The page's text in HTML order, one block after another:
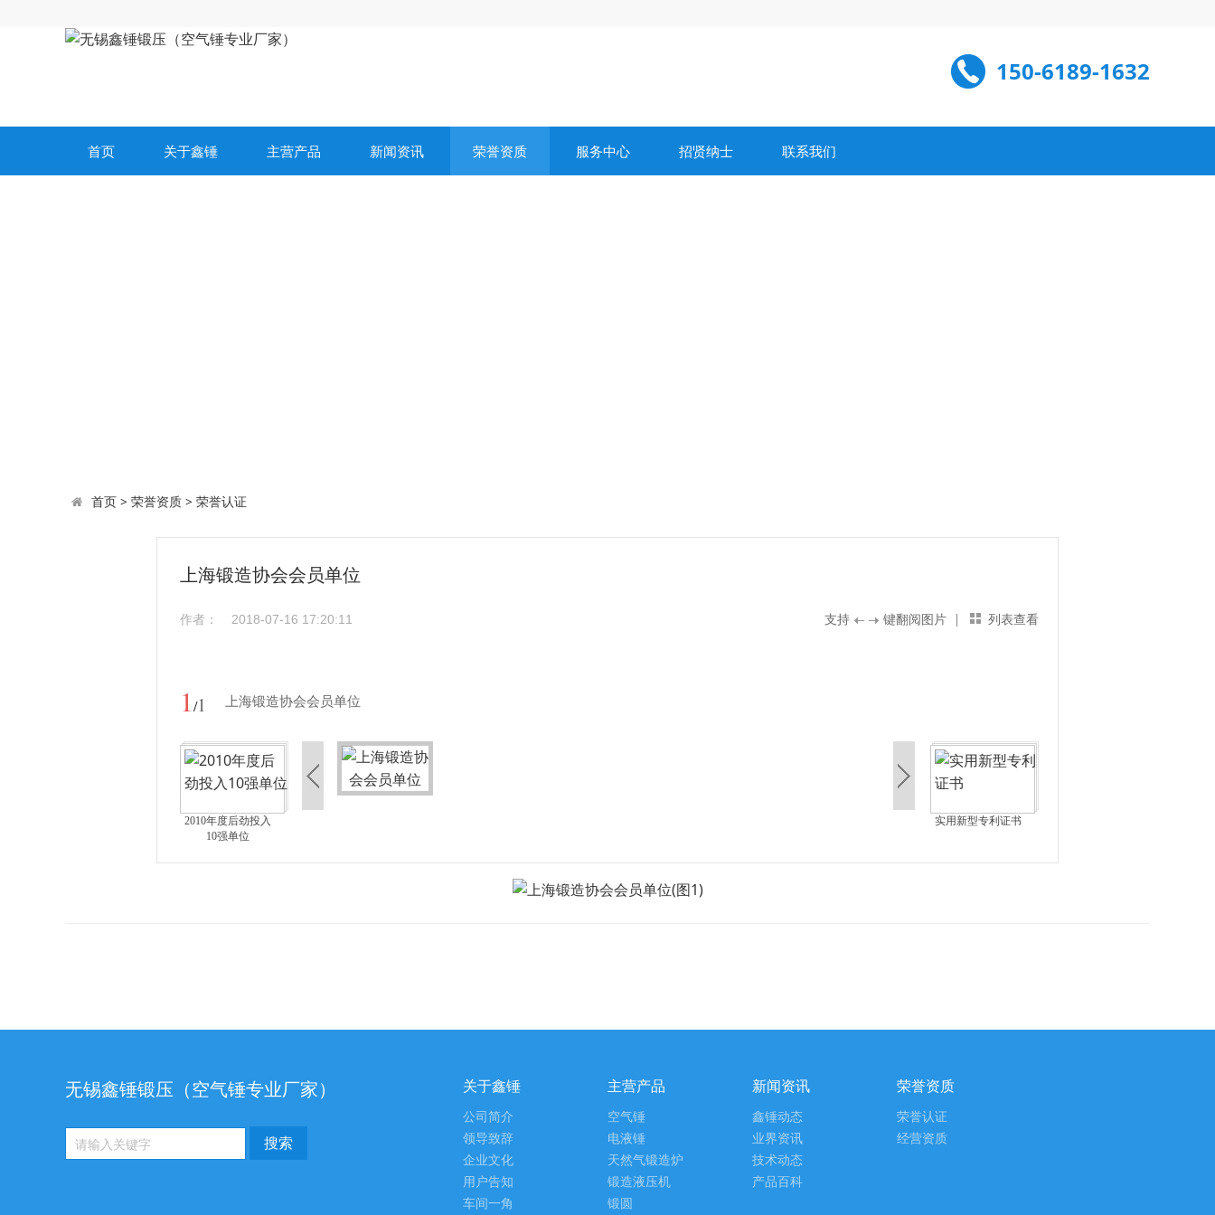
150-6189-1632
首页 关于鑫锤 主营产品 新闻资讯 荣誉资质 服务中心 招贤纳士 联系我们
首页> 荣誉资质> 荣誉认证
上海锻造协会会员单位
作者： 2018-07-16 17:20:11 支持 键翻阅图片 | 列表查看
1/1 上海锻造协会会员单位
2010年度后劲投入
10强单位
实用新型专利证书
无锡鑫锤锻压（空气锤专业厂家） 关于鑫锤
公司简介
领导致辞
企业文化
用户告知
车间一角
主营产品
空气锤
电液锤
天然气锻造炉
锻造液压机
锻圆
新闻资讯
鑫锤动态
业界资讯
技术动态
产品百科
荣誉资质
荣誉认证
经营资质